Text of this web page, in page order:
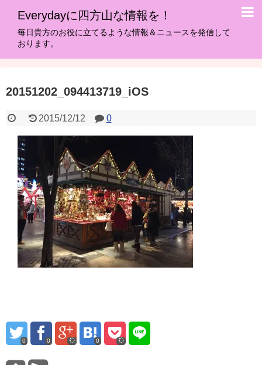
Everydayに四方山な情報を！
毎日貴方のお役に立てるような情報＆ニュースを発信して
おります。
20151202_094413719_iOS
2015/12/12 0
0 0 0